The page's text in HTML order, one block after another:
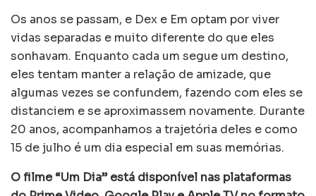
Os anos se passam, e Dex e Em optam por viver
vidas separadas e muito diferente do que eles
sonhavam. Enquanto cada um segue um destino,
eles tentam manter a relação de amizade, que
algumas vezes se confundem, fazendo com eles se
distanciem e se aproximassem novamente. Durante
20 anos, acompanhamos a trajetória deles e como
15 de julho é um dia especial em suas memórias.
O filme “Um Dia” está disponível nas plataformas